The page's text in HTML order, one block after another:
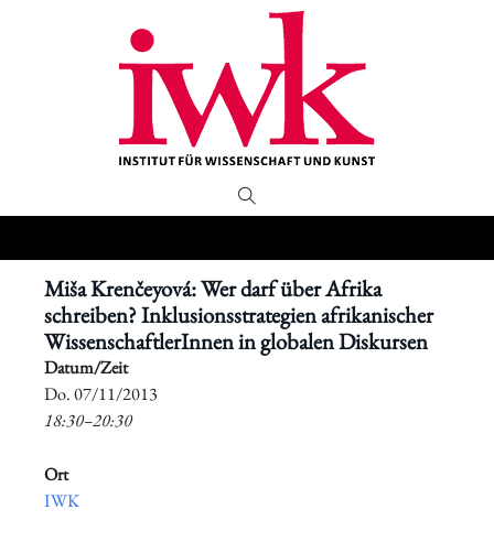
Miša Krenčeyová: Wer darf über Afrika
schreiben? Inklusionsstrategien afrikanischer
WissenschaftlerInnen in globalen Diskursen
Datum/Zeit
​Do. 07/11/2013
18:30–20:30
Ort
IWK